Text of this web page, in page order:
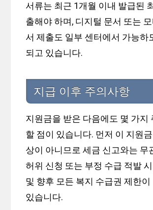
서류는 최근 1개월 이내 발급된
출해야 하며, 디지털 문서 또는
서 제출도 일부 센터에서 가능하
되고 있습니다.
지급 이후 주의사항
지원금을 받은 다음에도 몇 가지
할 점이 있습니다. 먼저 이 지원
상이 아니므로 세금 신고와는 무
허위 신청 또는 부정 수급 적발
및 향후 모든 복지 수급권 제한이
있습니다.